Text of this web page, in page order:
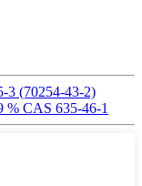
3 (70254-43-2)
% CAS 635-46-1